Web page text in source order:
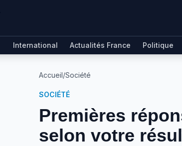
International Actualités France Politique
Accueil/Société
SOCIÉTÉ
Premières
selon votre